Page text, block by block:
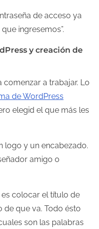
de acceso ya
ingresemos”.
y creación de
a trabajar. Lo
de WordPress
elegid el que más les
logo y un encabezado.
amigo o
colocar el título de
de que va. Todo ésto
son las palabras